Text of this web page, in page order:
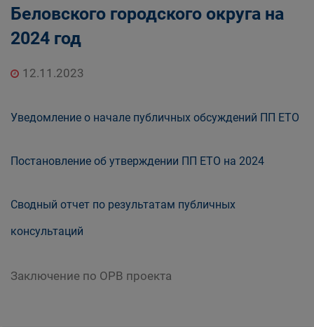
Беловского городского округа на
2024 год
12.11.2023
Уведомление о начале публичных обсуждений ПП ЕТО
Постановление об утверждении ПП ЕТО на 2024
Сводный отчет по результатам публичных
консультаций
Заключение по ОРВ проекта